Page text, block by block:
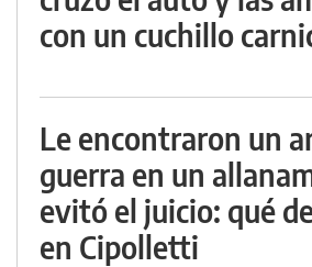
con un cuchillo
Le encontraron un
guerra en un
evitó el juicio: qué
en Cipolletti